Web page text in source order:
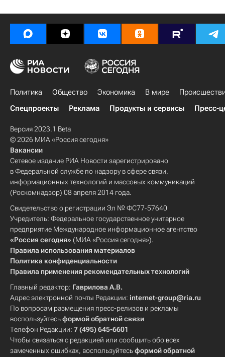
Политика Общество Экономика В мире
Спецпроекты
Реклама Продукты и сервисы Пресс-
Версия 2023.1 Beta
© 2026 МИА «Россия сегодня»
Вакансии
Сетевое издание РИА Новости зарегистрировано
в Федеральной службе по надзору в сфере связи,
информационных технологий и массовых коммуникаций
(Роскомнадзор) 08 апреля 2014 года.
Свидетельство о регистрации Эл № ФС77-57640
Учредитель: Федеральное государственное унитарное
предприятие Международное информационное агентство
«Россия сегодня» (МИА «Россия сегодня»).
Правила использования материалов
Политика конфиденциальности
Правила применения рекомендательных технологий
Главный редактор: Гаврилова А.В.
Адрес электронной почты Редакции: internet-group@ria.ru
По вопросам размещения пресс-релизов и рекламы
воспользуйтесьформой обратной связи
Телефон Редакции: 7 (495) 645-6601
Чтобы связаться с редакцией или сообщить обо всех
замеченных ошибках, воспользуйтесьформой обратной